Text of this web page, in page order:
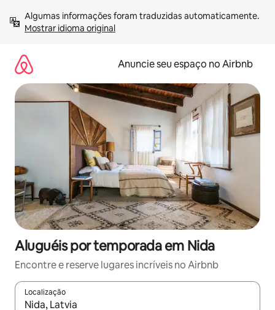
para
Mostrar idioma original
Anuncie seu espaço no Airbnb
Aluguéis por temporada em Nida
Encontre e reserve lugares incríveis no Airbnb
Localização
Quando os resultados estiverem disponíveis, explore-os